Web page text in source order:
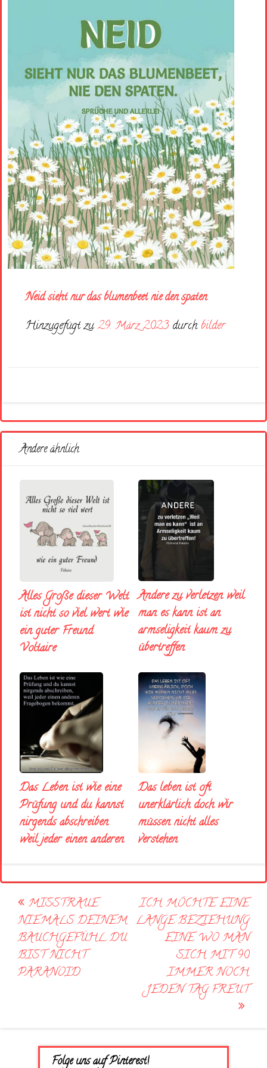
Neid sieht nur das blumenbeet nie den spaten
Hinzugefügt zu29. März 2023 durch bilder
Andere ähnlich
Alles Große dieser Welt
ist nicht so viel wert wie
ein guter Freund
Voltaire
Andere zu verletzen weil
man es kann ist an
armseligkeit kaum zu
übertreffen
Das Leben ist wie eine
Prüfung und du kannst
nirgends abschreiben
weil jeder einen anderen
Das leben ist oft
unerklärlich doch wir
müssen nicht alles
verstehen
Post
navigation
MISSTRAUE
NIEMALS DEINEM
BAUCHGEFÜHL DU
BIST NICHT
PARANOID
ICH MÖCHTE EINE
LANGE BEZIEHUNG
EINE WO MAN
SICH MIT 90
IMMER NOCH
JEDEN TAG FREUT
Folge uns auf Pinterest!